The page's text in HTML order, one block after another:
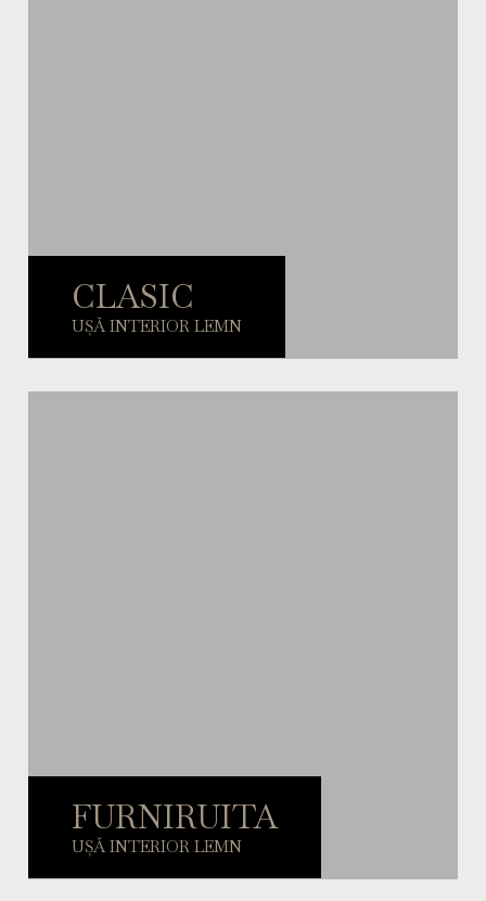
CLASIC
UȘĂ INTERIOR LEMN
FURNIRUITA
UȘĂ INTERIOR LEMN